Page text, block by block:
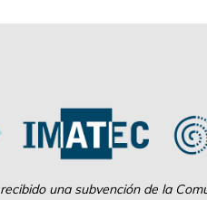
una subvención de la